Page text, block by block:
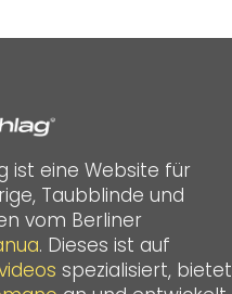
ist eine Website für
Taubblinde und
vom Berliner
. Dieses ist auf
spezialisiert, bietet